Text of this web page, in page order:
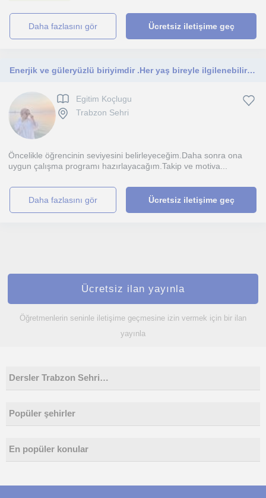
daha fazlasını gör Ücretsiz iletişime geç
Enerjik ve güleryüzlü biriyimdir .Her yaş bireyle ilgilenebilirim.Değerli öğrencilerime ışık olmaya hazırım
Egitim Koçlugu
Trabzon Sehri
Öncelikle öğrencinin seviyesini belirleyeceğim.Daha sonra ona
uygun çalışma programı hazırlayacağım.Takip ve motiva...
daha fazlasını gör Ücretsiz iletişime geç
Ücretsiz ilan yayınla
Öğretmenlerin seninle iletişime geçmesine izin vermek için bir ilan
yayınla
Dersler Trabzon Sehri…
Popüler şehirler
En popüler konular